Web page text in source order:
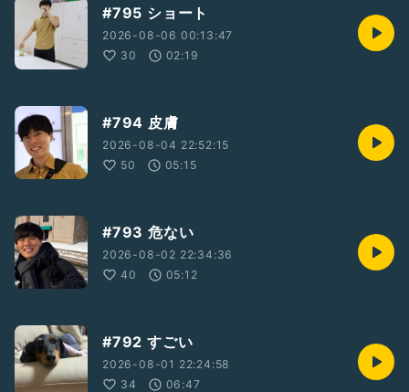
#795 ショート
2026-08-06 00:13:47
30
02:19
#794 皮膚
2026-08-04 22:52:15
50
05:15
#793 危ない
2026-08-02 22:34:36
40
05:12
#792 すごい
2026-08-01 22:24:58
34
06:47